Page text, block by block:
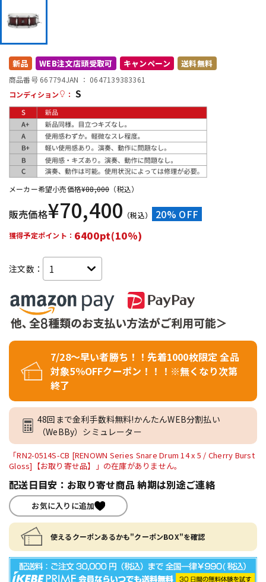
中古
新品 WEB注文店頭受取可 キャンペーン 送料無料
商品番号 667794JAN ： 0647139383361
コンディション
： S
メーカー希望小売価格¥88,000 （税込）
販売価格¥70,400 （税込） 20% OFF
獲得予定ポイント： 6400pt(10%)
注文数：
7/28～早い者勝ち！！先着1000枚限定 全品
対象5％OFFクーポン！！！※無くなり次第
終了
48回まで金利手数料無料!かんたんWEB分割払い
（WeBBy）シミュレーター
「RN2-0514S-CB [RENOWN Series Snare Drum 14 x 5 / Cherry Burst
Gloss]【お取り寄せ品】」の在庫がありません。
配送日目安：お取り寄せ商品 納期は別途ご連絡
お気に入りに追加
使えるクーポンあるかも"クーポンBOX"を確認